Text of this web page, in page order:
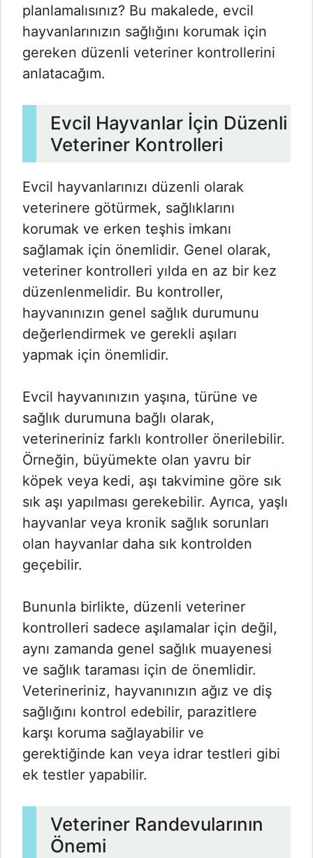
planlamalısınız? Bu makalede, evcil
hayvanlarınızın sağlığını korumak için
gereken düzenli veteriner kontrollerini
anlatacağım.
Evcil Hayvanlar İçin Düzenli
Veteriner Kontrolleri
Evcil hayvanlarınızı düzenli olarak
veterinere götürmek, sağlıklarını
korumak ve erken teşhis imkanı
sağlamak için önemlidir. Genel olarak,
veteriner kontrolleri yılda en az bir kez
düzenlenmelidir. Bu kontroller,
hayvanınızın genel sağlık durumunu
değerlendirmek ve gerekli aşıları
yapmak için önemlidir.
Evcil hayvanınızın yaşına, türüne ve
sağlık durumuna bağlı olarak,
veterineriniz farklı kontroller önerilebilir.
Örneğin, büyümekte olan yavru bir
köpek veya kedi, aşı takvimine göre sık
sık aşı yapılması gerekebilir. Ayrıca, yaşlı
hayvanlar veya kronik sağlık sorunları
olan hayvanlar daha sık kontrolden
geçebilir.
Bununla birlikte, düzenli veteriner
kontrolleri sadece aşılamalar için değil,
aynı zamanda genel sağlık muayenesi
ve sağlık taraması için de önemlidir.
Veterineriniz, hayvanınızın ağız ve diş
sağlığını kontrol edebilir, parazitlere
karşı koruma sağlayabilir ve
gerektiğinde kan veya idrar testleri gibi
ek testler yapabilir.
Veteriner Randevularının
Önemi